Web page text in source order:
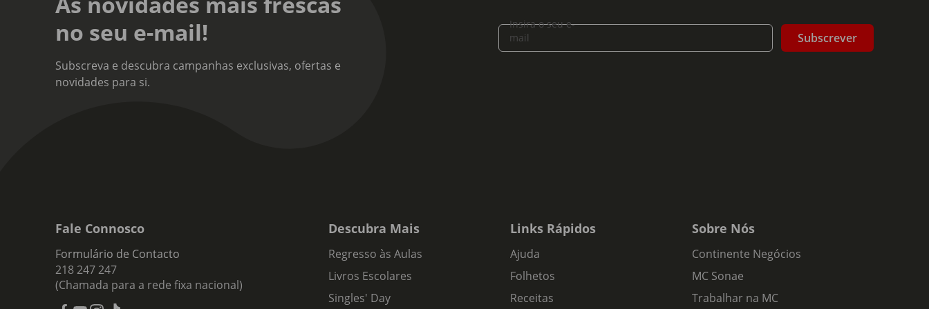
no seu e-mail!
Subscreva e descubra campanhas exclusivas, ofertas e
novidades para si.
Insira o seu e-
mail
Subscrever
Fale Connosco
Formulário de Contacto
218 247 247
(Chamada para a rede fixa nacional)
Descubra Mais
Regresso às Aulas
Livros Escolares
Singles' Day
Links Rápidos
Ajuda
Folhetos
Receitas
Sobre Nós
Continente Negócios
MC Sonae
Trabalhar na MC